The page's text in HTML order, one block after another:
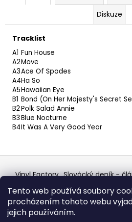
Tento web používá soubory
procházením tohoto webu
jejich používáním.
Diskuze
Tracklist
A1 Fun House
A2Move
A3Ace Of Spades
A4Ha So
A5Hawaiian Eye
B1 Bond (On Her Majesty's Secret
B2Polk Salad Annie
B3Blue Nocturne
B4It Was A Very Good Year
Z
á Vinyl Factory Slovácký deník -
Discogs Profile Facebook
Top prodejce mincí